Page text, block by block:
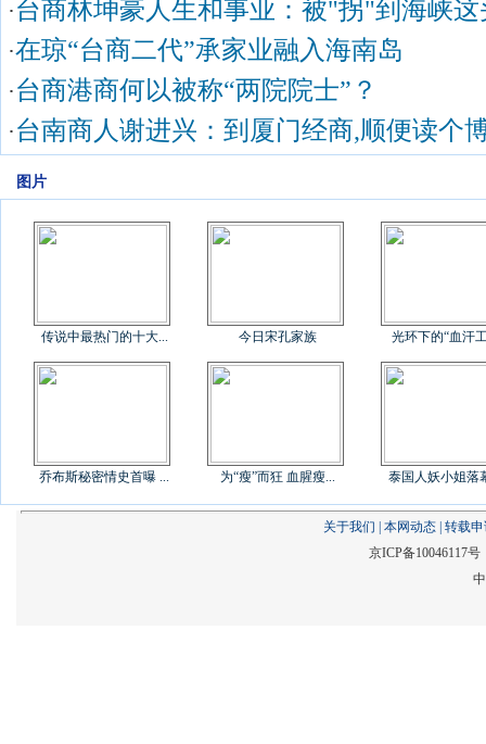
·台商林坤豪人生和事业：被"拐"到海峡这
·在琼“台商二代”承家业融入海南岛
·台商港商何以被称“两院院士”？
·台南商人谢进兴：到厦门经商,顺便读个
图片
传说中最热门的十大... 今日宋孔家族 光环下的“血汗
乔布斯秘密情史首曝 ... 为“瘦”而狂 血腥瘦... 泰国人妖小姐落
关于我们 本网动态 转载
京ICP备10046117